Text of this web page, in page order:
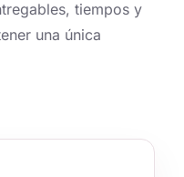
tiempos y
una única